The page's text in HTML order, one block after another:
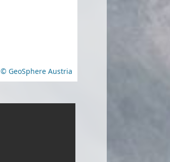
© GeoSphere Austria